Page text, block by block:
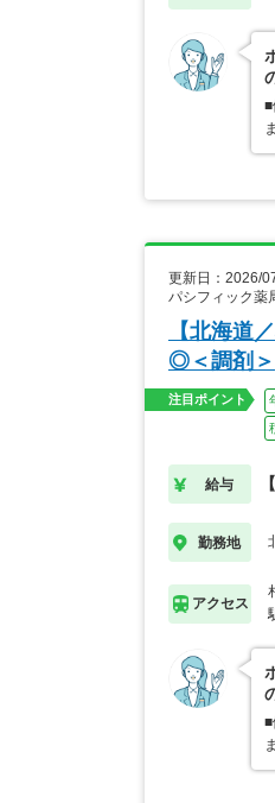
■
更新日：2026/
パシフィック薬
【北海道
◎＜調剤＞
注目ポイント
給与
勤務地
アクセス
■